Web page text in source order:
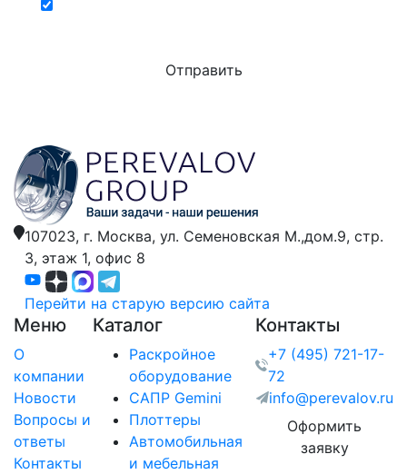
107023, г. Москва, ул. Семеновская М.,дом.9, стр.
3, этаж 1, офис 8
Перейти на старую версию сайта
Меню
О
компании
Новости
Вопросы и
ответы
Контакты
Каталог
Раскройное
оборудование
САПР Gemini
Плоттеры
Автомобильная
и мебельная
Контакты
+7 (495) 721-17-
72
info@perevalov.ru
Оформить
заявку